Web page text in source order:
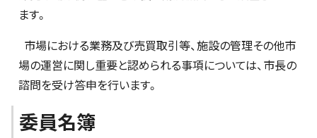
ます。
市場における業務及び売買取引等、施設の管理その他市
場の運営に関し重要と認められる事項については、市長の
諮問を受け答申を行います。
委員名簿